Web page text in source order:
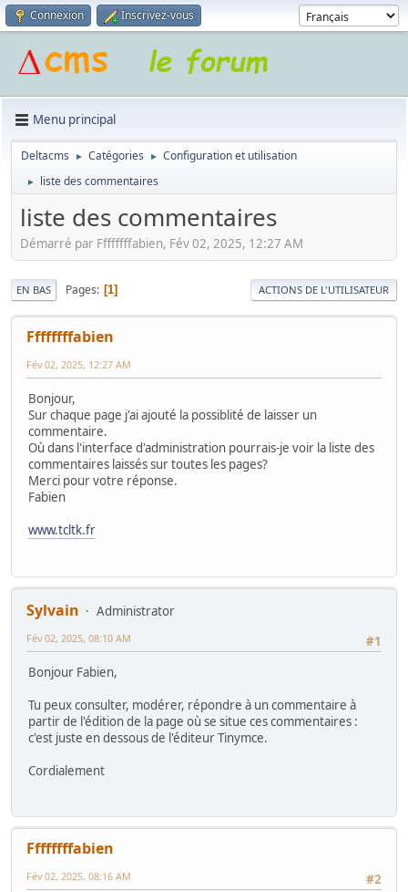
Connexion Inscrivez-vous
Menu principal
Deltacms ► Catégories ► Configuration et utilisation
► liste des commentaires
liste des commentaires
Démarré par Ffffffffabien, Fév 02, 2025, 12:27 AM
EN BAS Pages 1 ACTIONS DE L'UTILISATEUR
Ffffffffabien
Fév 02, 2025, 12:27 AM
Bonjour,
Sur chaque page j'ai ajouté la possiblité de laisser un
commentaire.
Où dans l'interface d'administration pourrais-je voir la liste des
commentaires laissés sur toutes les pages?
Merci pour votre réponse.
Fabien
www.tcltk.fr
Sylvain
Administrator
#1
Fév 02, 2025, 08:10 AM
Bonjour Fabien,
Tu peux consulter, modérer, répondre à un commentaire à
partir de l'édition de la page où se situe ces commentaires :
c'est juste en dessous de l'éditeur Tinymce.
Cordialement
Ffffffffabien
#2
Fév 02, 2025, 08:16 AM